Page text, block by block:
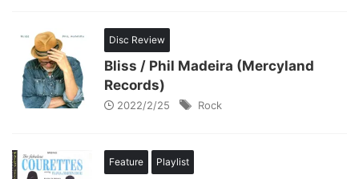
Disc Review
Bliss / Phil Madeira (Mercyland
Records)
2022/2/25 Rock
Feature Playlist